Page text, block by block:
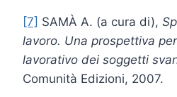
[7] SAMÀ A. (a cura di),
lavoro. Una prospettiva
lavorativo dei soggetti
Comunità Edizioni, 2007.